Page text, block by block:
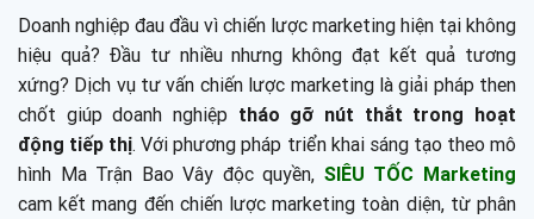
Doanh nghiệp đau đầu vì chiến lược marketing hiện tại không
hiệu quả? Đầu tư nhiều nhưng không đạt kết quả tương
xứng? Dịch vụ tư vấn chiến lược marketing là giải pháp then
chốt giúp doanh nghiệp tháo gỡ nút thắt trong hoạt
động tiếp thị. Với phương pháp triển khai sáng tạo theo mô
hình Ma Trận Bao Vây độc quyền, SIÊU TỐC Marketing
cam kết mang đến chiến lược marketing toàn diện, từ phân